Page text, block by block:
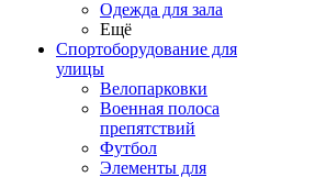
Одежда для зала
Ещё
Спортоборудование для
улицы
Велопарковки
Военная полоса
препятствий
Футбол
Элементы для